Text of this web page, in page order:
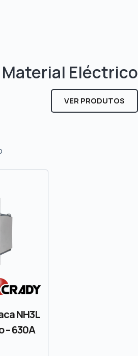
Material Eléctrico
VER PRODUTOS
NH3L
– 630A